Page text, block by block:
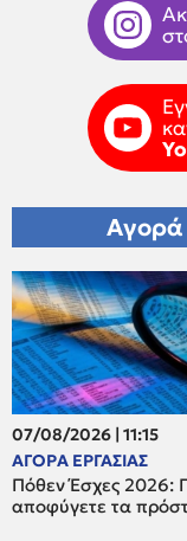
Αγορά
07/08/2026 | 11:15
ΑΓΟΡΑ ΕΡΓΑΣΙΑΣ
Πόθεν Έσχες 2026:
αποφύγετε τα